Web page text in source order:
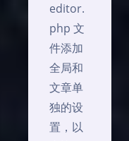
editor.
php 文
件添加
全局和
文章单
独的设
置，以